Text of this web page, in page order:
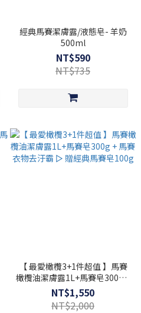
經典馬賽潔膚露/液態皂- 羊奶
500ml
NT$590
NT$735
【 最愛橄欖3+1件超值 】馬賽
橄欖油潔膚露1L+馬賽皂300g +
馬賽衣物去汙霸 ▻ 贈經典馬賽
皂100g
NT$1,550
NT$2,000